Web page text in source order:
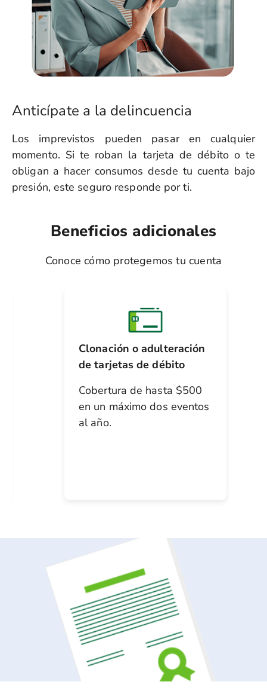
Anticípate a la delincuencia
Los imprevistos pueden pasar en cualquier
momento. Si te roban la tarjeta de débito o te
obligan a hacer consumos desde tu cuenta bajo
presión, este seguro responde por ti.
Beneficios adicionales
Conoce cómo protegemos tu cuenta
Clonación o adulteración
de tarjetas de débito
Cobertura de hasta $500
en un máximo dos eventos
al año.